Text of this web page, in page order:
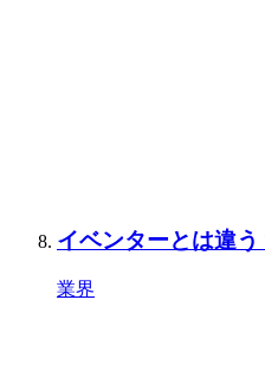
イベンターとは違
業界